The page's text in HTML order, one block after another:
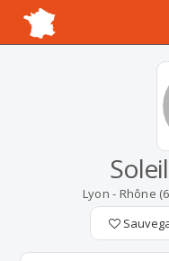
Lyon - Rhône